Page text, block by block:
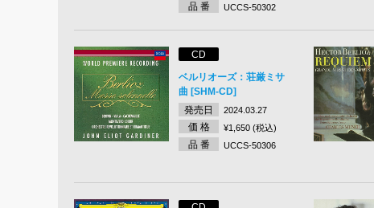
品 番 UCCS-50302
CD
ベルリオーズ：荘厳ミサ
曲 [SHM-CD]
発売日
2024.03.27
価 格 ¥1,650 (税込)
品 番 UCCS-50306